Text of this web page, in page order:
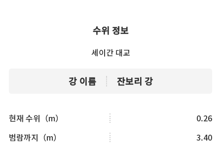
수위 정보
세이간 대교
강 이름 잔보리 강
현재 수위（m）
0.26
범람까지（m）
3.40